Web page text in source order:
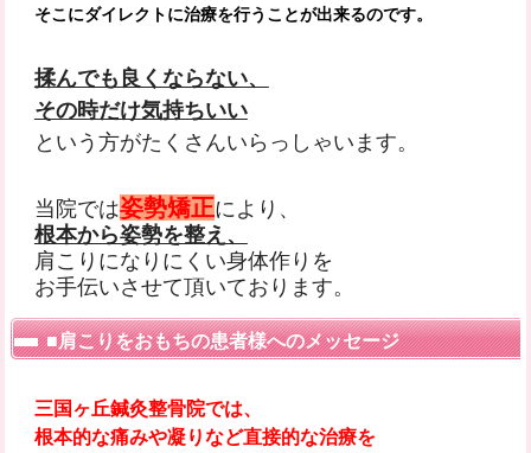
そこにダイレクトに治療を行うことが出来るのです。
揉んでも良くならない、
その時だけ気持ちいい
という方がたくさんいらっしゃいます。
当院では姿勢矯正により、
根本から姿勢を整え、
肩こりになりにくい身体作りを
お手伝いさせて頂いております。
■肩こりをおもちの患者様へのメッセージ
三国ヶ丘鍼灸整骨院では、
根本的な痛みや凝りなど直接的な治療を